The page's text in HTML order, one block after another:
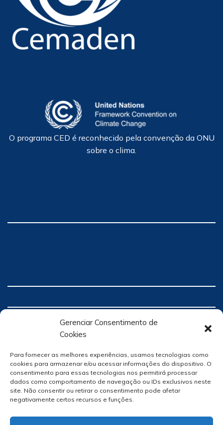
Gerenciar Consentimento de
Cookies
Para fornecer as melhores experiências, usamos tecnologias como
cookies para armazenar e/ou acessar informações do dispositivo. O
consentimento para essas tecnologias nos permitirá processar
dados como comportamento de navegação ou IDs exclusivos neste
site. Não consentir ou retirar o consentimento pode afetar
negativamente certos recursos e funções.
O programa CED é reconhecido pela convenção da ONU
sobre o clima.